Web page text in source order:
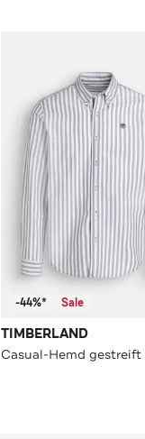
-44%* Sale
TIMBERLAND
Casual-Hemd gestreift